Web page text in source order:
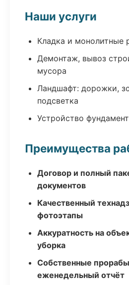
Наши услуги
Кладка и монолитные
Демонтаж, вывоз
мусора
Ландшафт: дорожки,
подсветка
Устройство
Преимущества
Договор и полный
документов
Качественный
фотоэтапы
Аккуратность на
уборка
Собственные
еженедельный отчёт